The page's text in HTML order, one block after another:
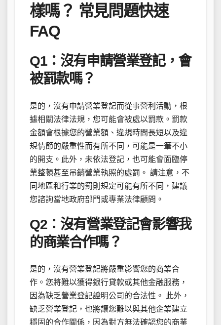
樣嗎？ 常見問題快速
FAQ
Q1：沒有申請營業登記，會
被罰款嗎？
是的，沒有申請營業登記而從事營利活動，根
據相關法律法規，您可能會被處以罰款。罰款
金額會根據您的營業額、違規時間長短以及違
規情節的嚴重性而有所不同，可能是一筆不小
的開支。此外，未依法登記，也可能會面臨停
業整頓甚至吊銷營業執照的處罰。 請注意，不
同地區和行業的罰則規定可能有所不同，建議
您諮詢當地政府部門或專業法律顧問。
Q2：沒有營業登記會影響我
的商業合作嗎？
是的，沒有營業登記將嚴重影響您的商業合
作。您將難以獲得銀行貸款或其他金融服務，
因為缺乏營業登記證明公司的合法性。 此外，
缺乏營業登記，也將讓您難以與其他企業建立
穩固的合作關係，因為對方無法確認您的商業